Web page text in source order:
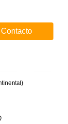
Contacto